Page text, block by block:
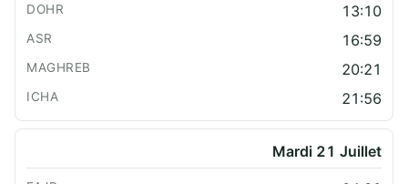
13:10
16:59
20:21
21:56
Mardi 21 Juillet